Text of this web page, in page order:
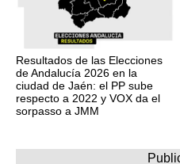
Resultados de las Elecciones
de Andalucía 2026 en la
ciudad de Jaén: el PP sube
respecto a 2022 y VOX da el
sorpasso a JMM